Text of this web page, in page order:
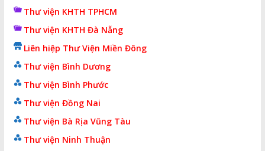
Thư viện KHTH TPHCM
Thư viện KHTH Đà Nẵng
Liên hiệp Thư Viện Miền Đông
Thư viện Bình Dương
Thư viện Bình Phước
Thư viện Đồng Nai
Thư viện Bà Rịa Vũng Tàu
Thư viện Ninh Thuận